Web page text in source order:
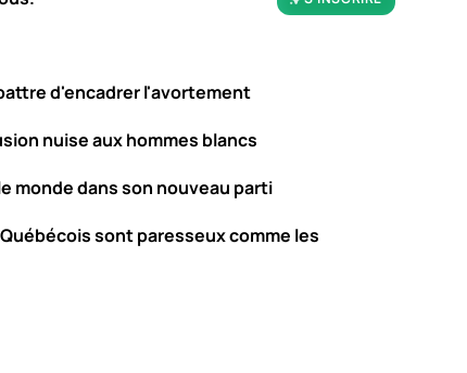
d'encadrer l'avortement
nuise aux hommes blancs
monde dans son nouveau parti
sont paresseux comme les